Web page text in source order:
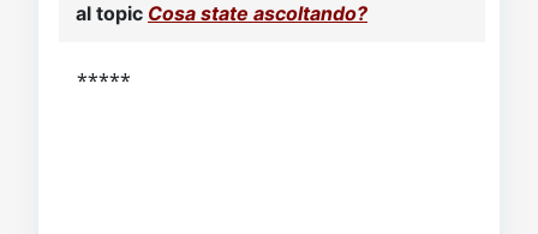
al topic Cosa state ascoltando?
*****